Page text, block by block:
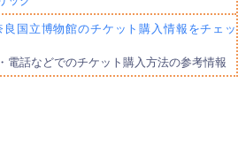
国立博物館のチケット購入情報をチェッ
電話などでのチケット購入方法の参考情報